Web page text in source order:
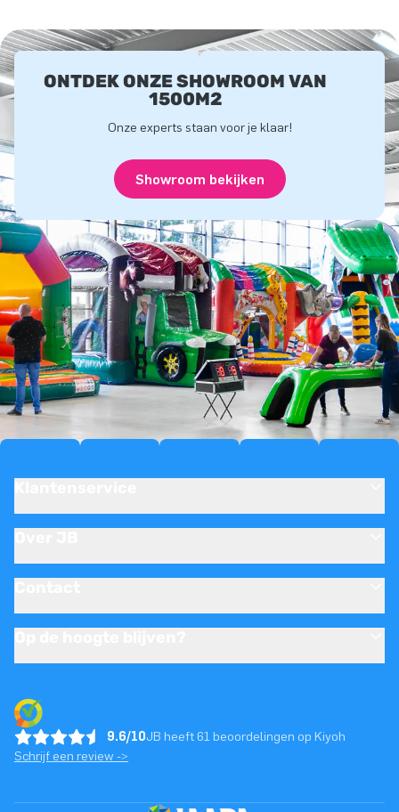
ONTDEK ONZE SHOWROOM VAN
1500M2
Onze experts staan voor je klaar!
Showroom bekijken
9.6/10JB heeft 61 beoordelingen op Kiyoh
Schrijf een review ->